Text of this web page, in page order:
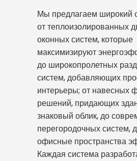
Мы предлагаем широкий
от теплоизолированных
оконных систем, которые
максимизируют
до широкопролетных
систем, добавляющих
интерьеры; от навесных
решений, придающих
знаковый облик, до
перегородочных систем,
офисные пространства
Каждая система